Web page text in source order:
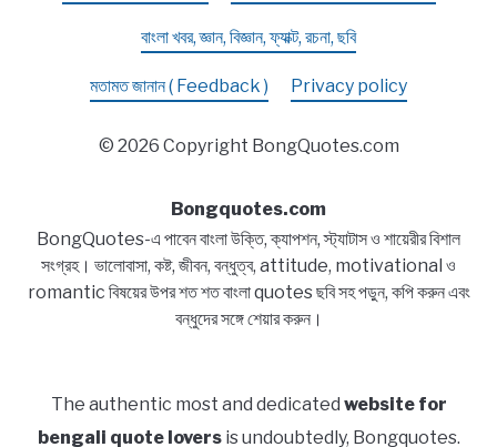
বাংলা খবর, জ্ঞান, বিজ্ঞান, ফ্যাক্ট, রচনা, ছবি
মতামত জানান ( Feedback ) Privacy policy
© 2026 Copyright BongQuotes.com
Bongquotes.com
BongQuotes-এ পাবেন বাংলা উক্তি, ক্যাপশন, স্ট্যাটাস ও শায়েরীর বিশাল
সংগ্রহ। ভালোবাসা, কষ্ট, জীবন, বন্ধুত্ব, attitude, motivational ও
romantic বিষয়ের উপর শত শত বাংলা quotes ছবি সহ পড়ুন, কপি করুন এবং
বন্ধুদের সঙ্গে শেয়ার করুন।
The authentic most and dedicated website for
bengali quote loversis undoubtedly, Bongquotes.